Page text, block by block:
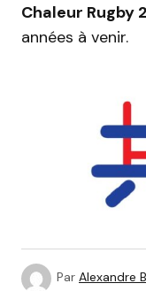
Chaleur Rugby
années à venir.
Par Alexandre